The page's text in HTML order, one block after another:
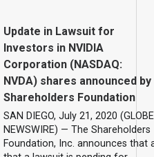
Update in Lawsuit for
Investors in NVIDIA
Corporation (NASDAQ:
NVDA) shares announced by
Shareholders Foundation
SAN DIEGO, July 21, 2020 (GLOBE
NEWSWIRE) — The Shareholders
Foundation, Inc. announces that